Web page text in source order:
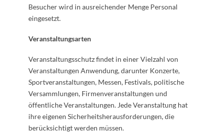
Besucher wird in ausreichender Menge Personal
eingesetzt.
Veranstaltungsarten
Veranstaltungsschutz findet in einer Vielzahl von
Veranstaltungen Anwendung, darunter Konzerte,
Sportveranstaltungen, Messen, Festivals, politische
Versammlungen, Firmenveranstaltungen und
öffentliche Veranstaltungen. Jede Veranstaltung hat
ihre eigenen Sicherheitsherausforderungen, die
berücksichtigt werden müssen.